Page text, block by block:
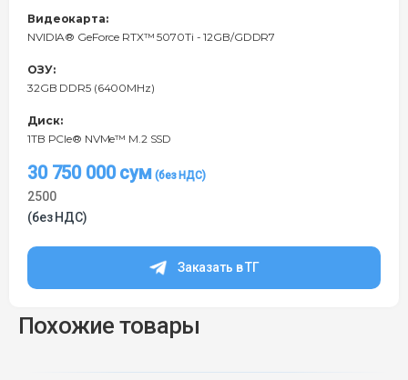
Видеокарта:
NVIDIA® GeForce RTX™ 5070Ti - 12GB/GDDR7
ОЗУ:
32GB DDR5 (6400MHz)
Диск:
1TB PCIe® NVMe™ M.2 SSD
30 750 000сум
2500
(без НДС)
Заказать в ТГ
Похожие товары